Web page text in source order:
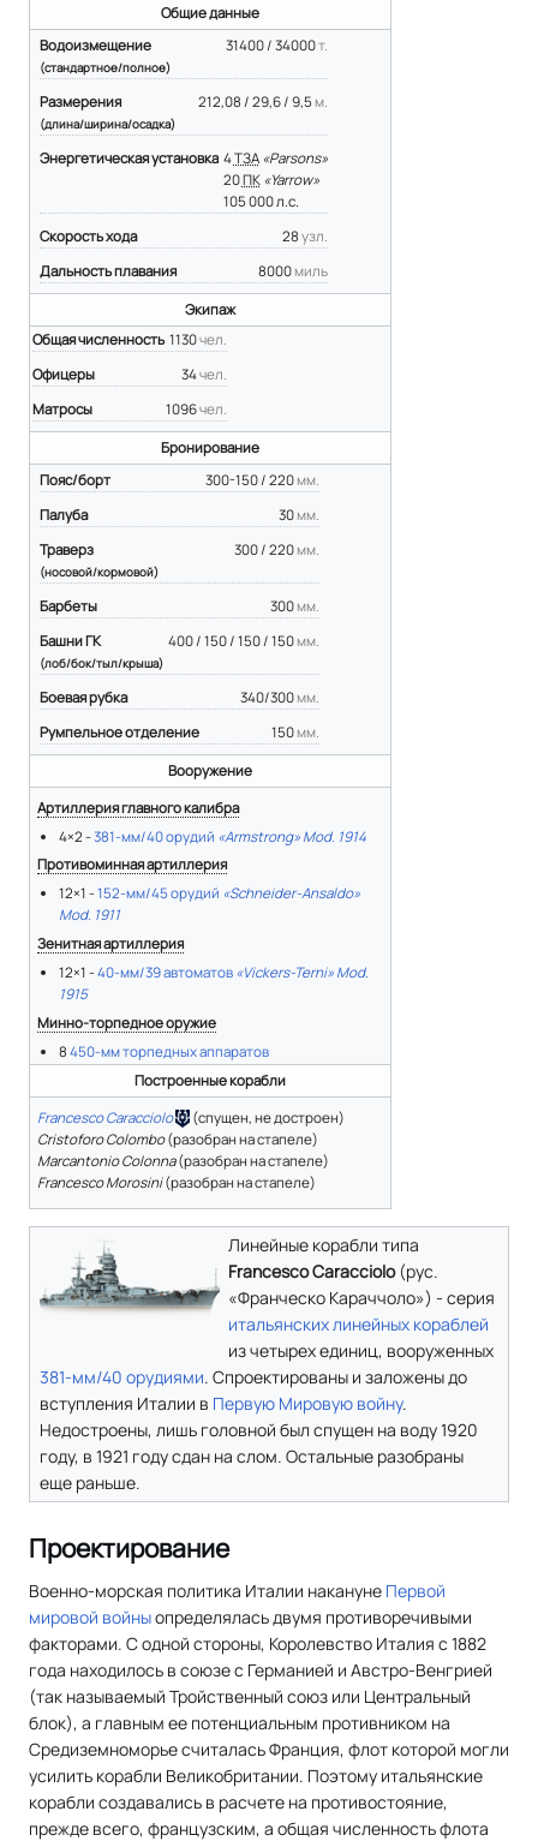
Общие данные
31400 / 34000т.
Водоизмещение
(стандартное/полное)
212,08 / 29,6 / 9,5 м.
Размерения
(длина/ширина/осадка)
4ТЗА «Parsons»
20ПК «Yarrow»
105 000 л.с.
Энергетическая установка
28 узл.
Скорость хода
8000 миль
Дальность плавания
Экипаж
1130чел.
Общая численность
34чел.
Офицеры
1096чел.
Матросы
Бронирование
300-150 / 220 мм.
Пояс/борт
30 мм.
Палуба
300 / 220 мм.
Траверз
(носовой/кормовой)
300 мм.
Барбеты
400 / 150 / 150 / 150 мм.
Башни ГК
(лоб/бок/тыл/крыша)
340/300 мм.
Боевая рубка
150 мм.
Румпельное отделение
Вооружение
Артиллерия главного калибра
4×2 -381-мм/40 орудий «Armstrong» Mod. 1914
Противоминная артиллерия
12×1 -152-мм/45 орудий «Schneider-Ansaldo»
Mod. 1911
Зенитная артиллерия
12×1 -40-мм/39 автоматов «Vickers-Terni» Mod.
1915
Минно-торпедное оружие
8450-мм торпедных аппаратов
Построенные корабли
Francesco Caracciolo
(спущен, не достроен)
Cristoforo Colombo(разобран на стапеле)
Marcantonio Colonna(разобран на стапеле)
Francesco Morosini(разобран на стапеле)
Линейные корабли типа
Francesco Caracciolo(рус.
«Франческо Караччоло») - серия
итальянских линейных кораблей
из четырех единиц, вооруженных
381-мм/40 орудиями. Спроектированы и заложены до
вступления Италии в Первую Мировую войну.
Недостроены, лишь головной был спущен на воду 1920
году, в 1921 году сдан на слом. Остальные разобраны
еще раньше.
Проектирование
Военно-морская политика Италии накануне Первой
мировой войныопределялась двумя противоречивыми
факторами. С одной стороны, Королевство Италия с 1882
года находилось в союзе с Германией и Австро-Венгрией
(так называемый Тройственный союз или Центральный
блок), а главным ее потенциальным противником на
Средиземноморье считалась Франция, флот которой могли
усилить корабли Великобритании. Поэтому итальянские
корабли создавались в расчете на противостояние,
прежде всего, французским, а общая численность флота